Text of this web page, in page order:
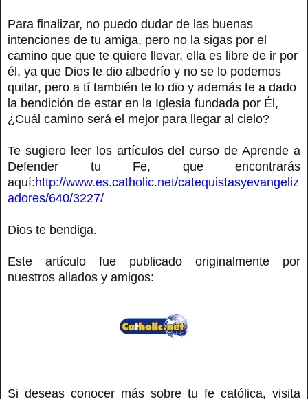
Para finalizar, no puedo dudar de las buenas
intenciones de tu amiga, pero no la sigas por el
camino que que te quiere llevar, ella es libre de ir por
él, ya que Dios le dio albedrío y no se lo podemos
quitar, pero a tí también te lo dio y además te a dado
la bendición de estar en la Iglesia fundada por Él,
¿Cuál camino será el mejor para llegar al cielo?
Te sugiero leer los artículos del curso de Aprende a
Defender tu Fe, que encontrarás
aquí:http://www.es.catholic.net/catequistasyevangeliz
adores/640/3227/
Dios te bendiga.
Este artículo fue publicado originalmente por
nuestros aliados y amigos:
Si deseas conocer más sobre tu fe católica, visita